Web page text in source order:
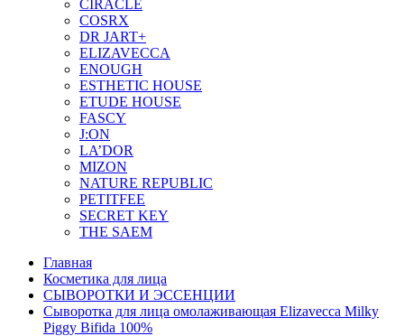
CIRACLE
COSRX
DR JART+
ELIZAVECCA
ENOUGH
ESTHETIC HOUSE
ETUDE HOUSE
FASCY
J:ON
LA’DOR
MIZON
NATURE REPUBLIC
PETITFEE
SEСRET KEY
THE SAEM
Главная
Косметика для лица
СЫВОРОТКИ И ЭССЕНЦИИ
Сыворотка для лица омолаживающая Elizavecca Milky
Piggy Bifida 100%